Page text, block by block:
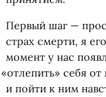
Первый шаг —
страх смерти, я
момент у нас
«отлепить» себя
и пойти к ним